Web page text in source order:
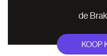
de
KOOP